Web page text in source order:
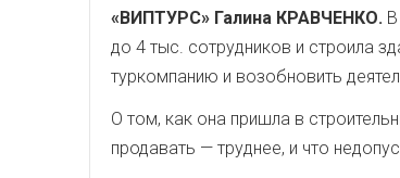
«ВИП­ТУРС» Галина КРАВЧЕНКО.
до 4 тыс. сотрудников и строила
туркомпанию и возобновить
О том, как она пришла в
продавать — труднее, и что